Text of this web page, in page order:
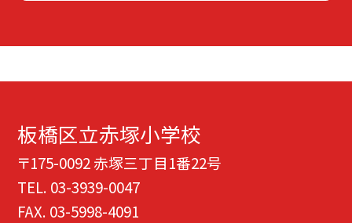
板橋区立赤塚小学校
〒175-0092 赤塚三丁目1番22号
TEL. 03-3939-0047
FAX. 03-5998-4091